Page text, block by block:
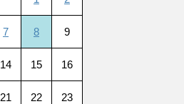
7 8 9
14 15 16
21 22 23